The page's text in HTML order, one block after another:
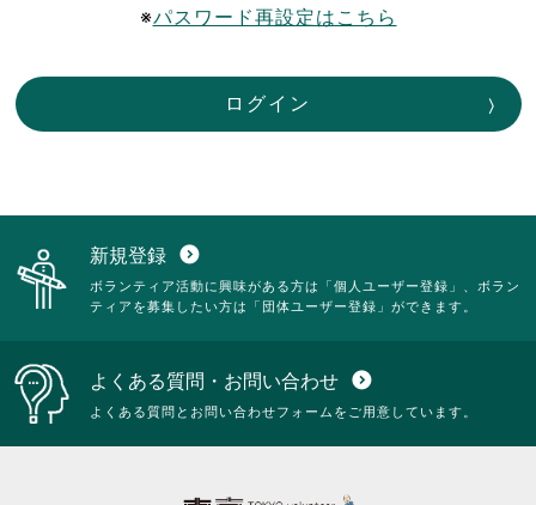
※パスワード再設定はこちら
ログイン
新規登録 expand_circle_down
ボランティア活動に興味がある方は「個人ユーザー登録」、ボラン
ティアを募集したい方は「団体ユーザー登録」ができます。
よくある質問・お問い合わせ expand_circle_down
よくある質問とお問い合わせフォームをご用意しています。